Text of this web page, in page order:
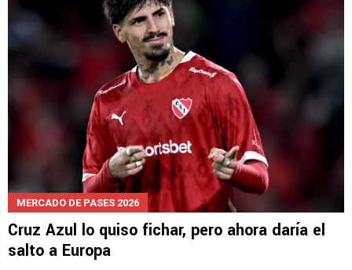
MERCADO DE PASES 2026
Cruz Azul lo quiso fichar, pero ahora daría el
salto a Europa